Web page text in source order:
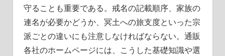
守ることも重要である。戒名の記載順序、家族の
連名が必要かどうか、冥土への旅支度といった宗
派ごとの違いにも注意しなければならない。通販
各社のホームページには、こうした基礎知識や選